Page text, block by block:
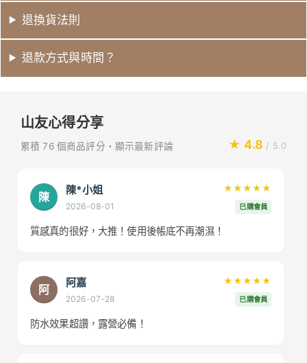
退換貨法則
退款方式與時間？
山友心得分享
累積 76 個商品評分・顯示最新評論 ★ 4.8 / 5.0
陳
陳*小姐
2026-08-01
★★★★★
已購會員
質感真的很好，大推！使用後帳底不再潮濕！
阿
阿嘉
2026-07-28
★★★★★
已購會員
防水效果超讚，露營必備！